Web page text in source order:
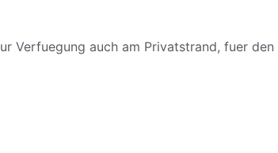
Verfuegung auch am Privatstrand, fuer